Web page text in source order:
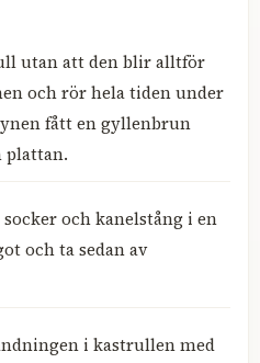
utan att den blir alltför
och rör hela tiden under
fått en gyllenbrun
plattan.
och kanelstång i en
och ta sedan av
i kastrullen med